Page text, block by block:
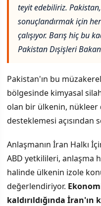
teyit edebiliriz.
sonuçlandırmak için
çalışıyor. Barış hiç bu
Pakistan Dışişleri
Pakistan'ın bu
bölgesinde kimyasal
olan bir ülkenin, nükleer
desteklemesi açısından
Anlaşmanın İran Halkı
ABD yetkilileri, anlaşma
halinde ülkenin izole
değerlendiriyor.
kaldırıldığında